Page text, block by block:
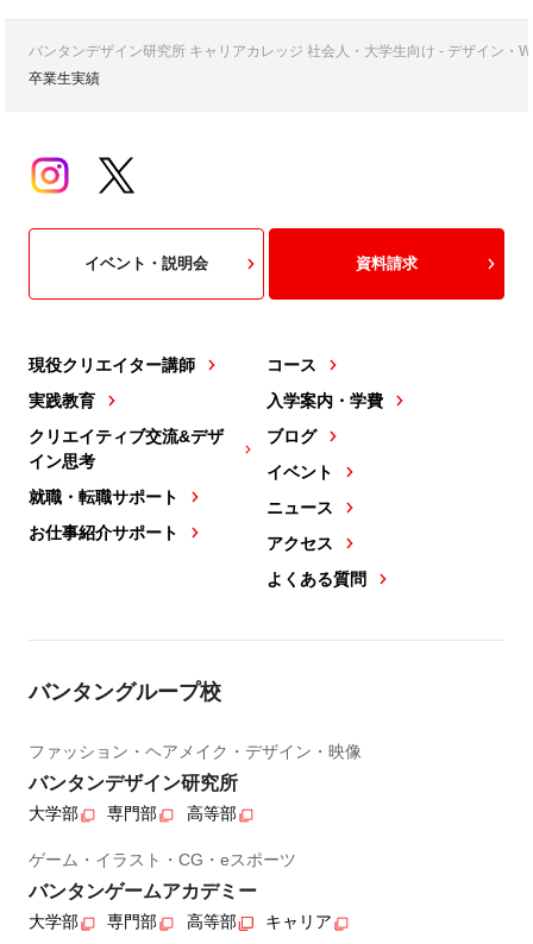
バンタンデザイン研究所 キャリアカレッジ 社会人・大学生向け - デザイン・
卒業生実績
現役クリエイター講師
実践教育
クリエイティブ交流&デザ
イン思考
就職・転職サポート
お仕事紹介サポート
コース
入学案内・学費
ブログ
イベント
ニュース
アクセス
よくある質問
イベント・説明会 資料請求
バンタングループ校
ファッション・ヘアメイク・デザイン・映像
バンタンデザイン研究所
大学部 専門部 高等部
ゲーム・イラスト・CG・eスポーツ
バンタンゲームアカデミー
大学部 専門部 高等部 キャリア